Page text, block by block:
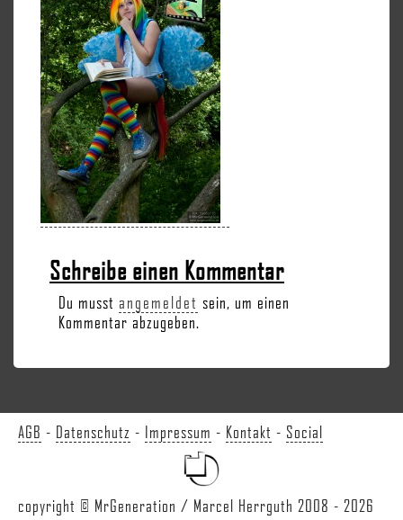
Schreibe einen Kommentar
Du musst angemeldet sein, um einen
Kommentar abzugeben.
AGB - Datenschutz - Impressum - Kontakt - Social
copyright © MrGeneration / Marcel Herrguth 2008 - 2026